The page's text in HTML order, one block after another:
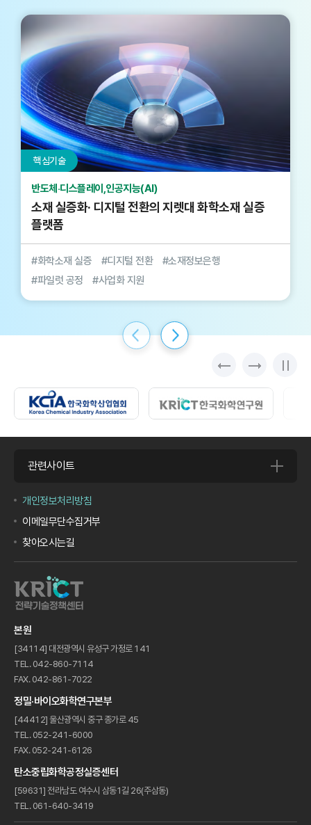
핵심기술
반도체‧디스플레이,인공지능(AI)
소재 실증화· 디지털 전환의 지렛대 화학소재 실증
플랫폼
#화학소재 실증 #디지털 전환
#소재정보은행
#파일럿 공정
#사업화 지원
개인정보처리방침
이메일무단수집거부
찾아오시는길
관련사이트
본원
[34114] 대전광역시 유성구 가정로 141
TEL. 042-860-7114
FAX. 042-861-7022
정밀·바이오화학연구본부
[44412] 울산광역시 중구 종가로 45
TEL. 052-241-6000
FAX. 052-241-6126
탄소중립화학공정실증센터
[59631] 전라남도 여수시 삼동1길 26(주삼동)
TEL. 061-640-3419